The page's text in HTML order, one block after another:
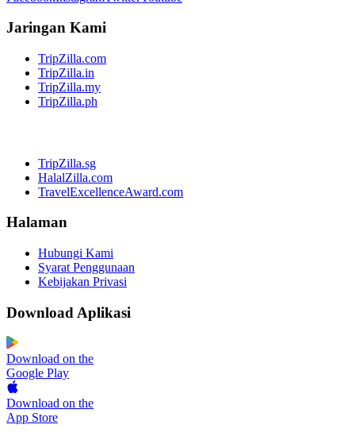
Jaringan Kami
TripZilla.com
TripZilla.in
TripZilla.my
TripZilla.ph
TripZilla.sg
HalalZilla.com
TravelExcellenceAward.com
Halaman
Hubungi Kami
Syarat Penggunaan
Kebijakan Privasi
Download Aplikasi
Download on the
Google Play
Download on the
App Store